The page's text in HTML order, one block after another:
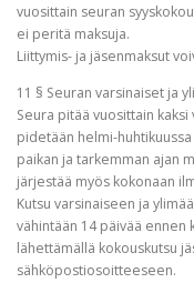
vuosittain seuran
ei peritä maksuja.
Liittymis- ja jäsenmaksut
11 § Seuran varsinaiset ja
Seura pitää vuosittain
pidetään helmi-
paikan ja tarkemman ajan
järjestää myös kokonaan
Kutsu varsinaiseen ja
vähintään 14 päivää
lähettämällä kokouskutsu
sähköpostiosoitteeseen.